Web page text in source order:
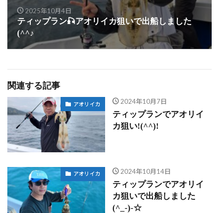
2025年10月4日
ティップラン🎣アオリイカ狙いで出船しました
(^^♪
関連する記事
アオリイカ 2024年10月7日
ティップランでアオリイ
カ狙い!(^^)!
アオリイカ 2024年10月14日
ティップランでアオリイ
カ狙いで出船しました
(^_-)-☆